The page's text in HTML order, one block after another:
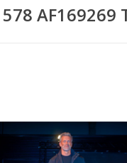
AF169269